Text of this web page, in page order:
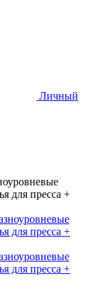
Личный
для пресса +